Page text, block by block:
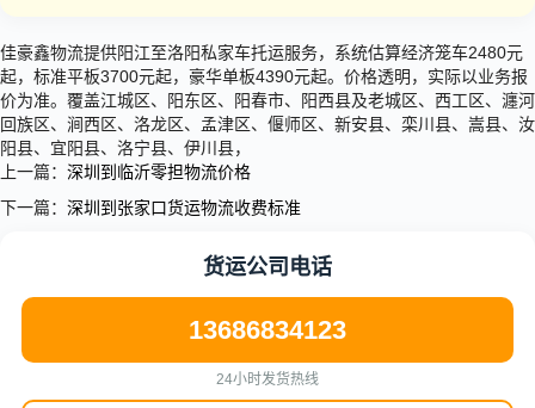
佳豪鑫物流提供阳江至洛阳私家车托运服务，系统估算经济笼车2480元
起，标准平板3700元起，豪华单板4390元起。价格透明，实际以业务报
价为准。覆盖江城区、阳东区、阳春市、阳西县及老城区、西工区、瀍河
回族区、涧西区、洛龙区、孟津区、偃师区、新安县、栾川县、嵩县、汝
阳县、宜阳县、洛宁县、伊川县，
上一篇： 深圳到临沂零担物流价格
下一篇： 深圳到张家口货运物流收费标准
货运公司电话
13686834123
24小时发货热线